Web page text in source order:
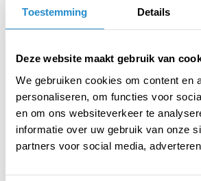
Toestemming Details
Deze website maakt gebruik van
We gebruiken cookies om content en
personaliseren, om functies voor
en om ons websiteverkeer te
informatie over uw gebruik van onze
partners voor social media,
STELLING
Reclames
bedrijven
vooraf
worden